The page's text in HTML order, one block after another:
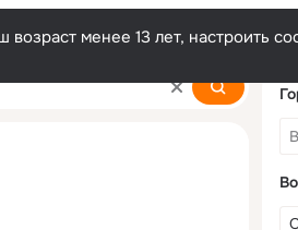
менее 13 лет, настроить